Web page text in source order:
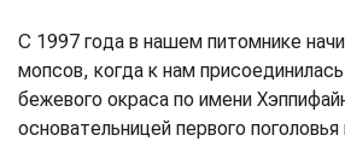
С 1997 года в нашем питомнике
мопсов, когда к нам
бежевого окраса по имени
основательницей первого